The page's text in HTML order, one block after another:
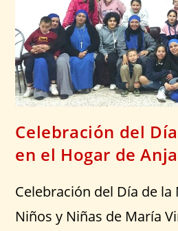
Celebración del
en el Hogar de
Celebración del Día de
Niños y Niñas de María